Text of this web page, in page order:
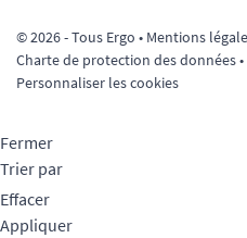
© 2026 - Tous Ergo • Mentions
Charte de protection des données•
Personnaliser les cookies
Fermer
Trier par
Effacer
Appliquer